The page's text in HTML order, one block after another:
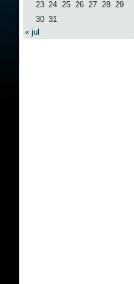
23 24 25 26 27 28 29
30 31
« jul